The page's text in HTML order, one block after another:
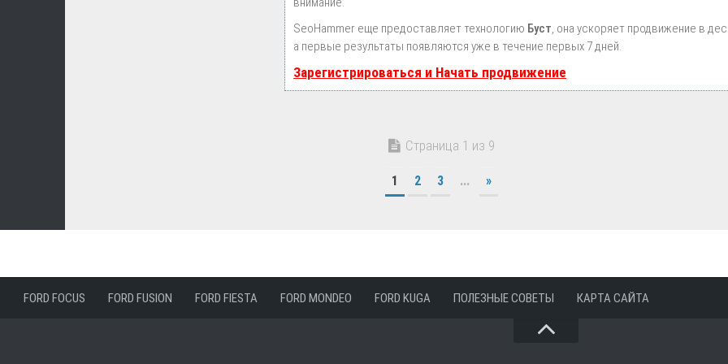
SeoHammer еще предоставляет технологию Буст, она ускоряет продвижение в
а первые результаты появляются уже в течение первых 7 дней.
Зарегистрироваться и Начать продвижение
Страница 1 из 9
1 2 3 ... »
FORD FOCUS FORD FUSION FORD FIESTA FORD MONDEO FORD KUGA ПОЛЕЗНЫЕ СОВЕТЫ КАРТА САЙТА